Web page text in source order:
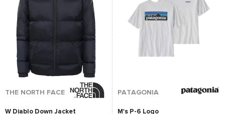
THE NORTH FACE
W Diablo Down Jacket
PATAGONIA
M's P-6 Logo